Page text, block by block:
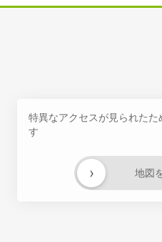
特異なアクセスが見られた
す
地図
›